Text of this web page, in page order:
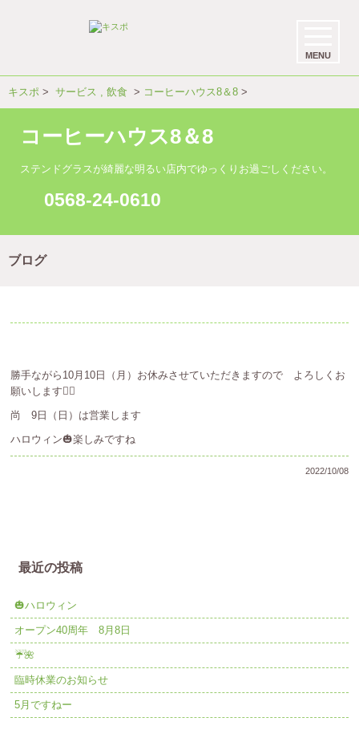
MENU
キスポ > サービス 飲食 > コーヒーハウス8＆8 >
コーヒーハウス8＆8
ステンドグラスが綺麗な明るい店内でゆっくりお過ごしください。
0568-24-0610
ブログ
勝手ながら10月10日（月）お休みさせていただきますので よろしくお
願いします🙇‍♀️
尚 9日（日）は営業します
ハロウィン🎃楽しみですね
2022/10/08
最近の投稿
🎃ハロウィン
オープン40周年 8月8日
☔️🌺
臨時休業のお知らせ
5月ですねー